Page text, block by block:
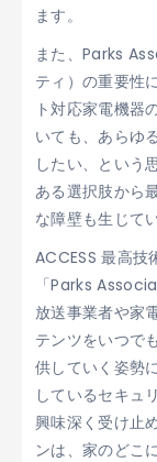
ます。
また、Parks
ティ）の重要性
ト対応家電機器
いても、あらゆ
したい、という
ある選択肢から
な障壁も生じて
ACCESS 最高技
「Parks
放送事業者や家
テンツをいつで
供していく姿勢
しているセキュ
興味深く受け止
ンは、家のどこ